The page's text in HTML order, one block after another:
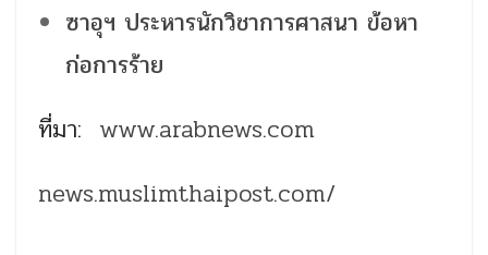
ซาอุฯ ประหารนักวิชาการศาสนา ข้อหา
ก่อการร้าย
ที่มา: www.arabnews.com
news.muslimthaipost.com/